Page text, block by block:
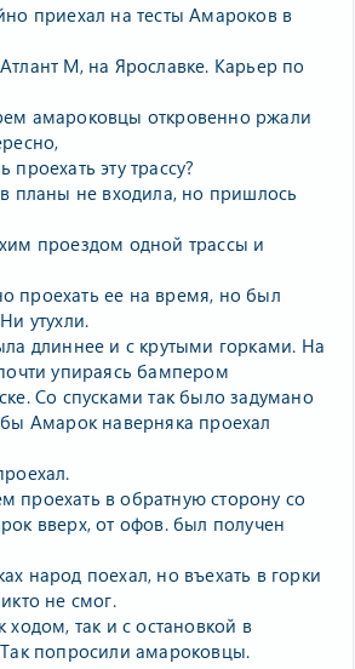
приехал на тесты Амароков в
М, на Ярославке. Карьер по
амароковцы откровенно ржали
эту трассу?
планы не входила, но пришлось
проездом одной трассы и
проехать ее на время, но был
утухли.
длиннее и с крутыми горками. На
упираясь бампером
Со спусками так было задумано
Амарок наверняка проехал
проехать в обратную сторону со
вверх, от офов. был получен
народ поехал, но въехать в горки
не смог.
так и с остановкой в
попросили амароковцы.